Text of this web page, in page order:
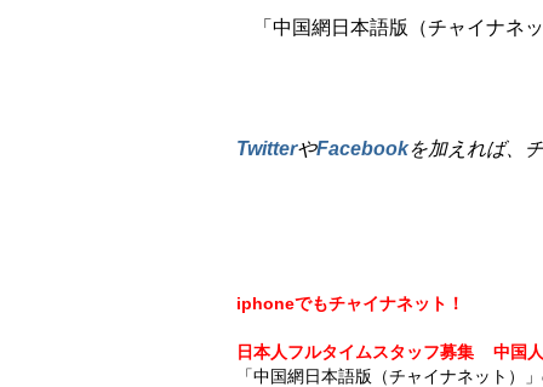
「中国網日本語版（チャイナネ
TwitterやFacebookを加えれば、
iphoneでもチャイナネット！
日本人フルタイムスタッフ募集
中国
「中国網日本語版（チャイナネット）